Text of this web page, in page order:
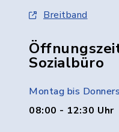
Breitband
Sozialbüro
Montag bis
08:00 - 12:30 Uhr